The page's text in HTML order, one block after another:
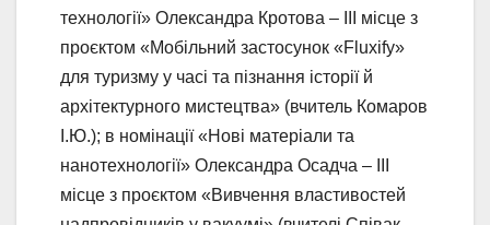
технології» Олександра Кротова – III місце з
проєктом «Мобільний застосунок «Fluxify»
для туризму у часі та пізнання історії й
архітектурного мистецтва» (вчитель Комаров
І.Ю.); в номінації «Нові матеріали та
нанотехнології» Олександра Осадча – III
місце з проєктом «Вивчення властивостей